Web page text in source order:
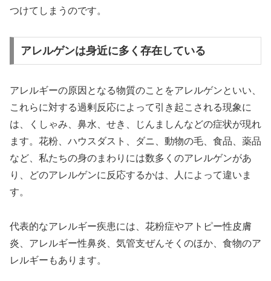
つけてしまうのです。
アレルゲンは身近に多く存在している
アレルギーの原因となる物質のことをアレルゲンといい、
これらに対する過剰反応によって引き起こされる現象に
は、くしゃみ、鼻水、せき、じんましんなどの症状が現れ
ます。花粉、ハウスダスト、ダニ、動物の毛、食品、薬品
など、私たちの身のまわりには数多くのアレルゲンがあ
り、どのアレルゲンに反応するかは、人によって違いま
す。
代表的なアレルギー疾患には、花粉症やアトピー性皮膚
炎、アレルギー性鼻炎、気管支ぜんそくのほか、食物のア
レルギーもあります。